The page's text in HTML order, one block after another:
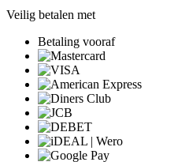
Veilig betalen met
Betaling vooraf